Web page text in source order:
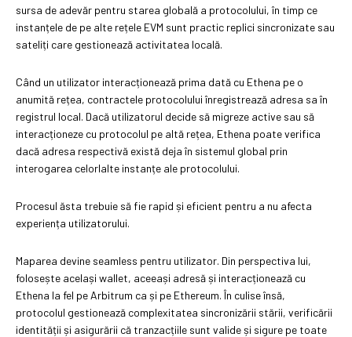
sursa de adevăr pentru starea globală a protocolului, în timp ce
instanțele de pe alte rețele EVM sunt practic replici sincronizate sau
sateliți care gestionează activitatea locală.
Când un utilizator interacționează prima dată cu Ethena pe o
anumită rețea, contractele protocolului înregistrează adresa sa în
registrul local. Dacă utilizatorul decide să migreze active sau să
interacționeze cu protocolul pe altă rețea, Ethena poate verifica
dacă adresa respectivă există deja în sistemul global prin
interogarea celorlalte instanțe ale protocolului.
Procesul ăsta trebuie să fie rapid și eficient pentru a nu afecta
experiența utilizatorului.
Maparea devine seamless pentru utilizator. Din perspectiva lui,
folosește același wallet, aceeași adresă și interacționează cu
Ethena la fel pe Arbitrum ca și pe Ethereum. În culise însă,
protocolul gestionează complexitatea sincronizării stării, verificării
identității și asigurării că tranzacțiile sunt valide și sigure pe toate